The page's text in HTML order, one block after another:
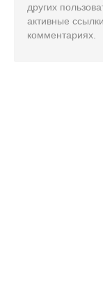
других
активные
комментариях.